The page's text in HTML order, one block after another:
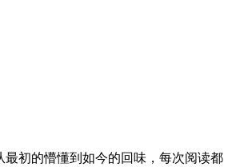
初的懵懂到如今的回味，每次阅读都